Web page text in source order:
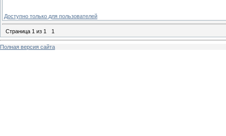
Доступно только для пользователей
Страница 1 из 1 1
Полная версия сайта